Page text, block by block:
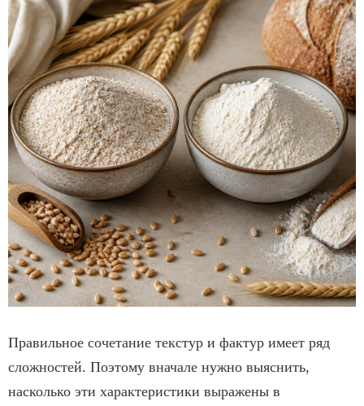
Правильное сочетание текстур и фактур имеет ряд
сложностей. Поэтому вначале нужно выяснить,
насколько эти характеристики выражены в